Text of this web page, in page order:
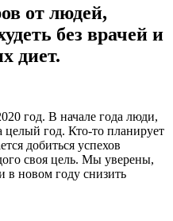
от людей,
без врачей и
диет.
год. В начале года люди,
целый год. Кто-то планирует
добиться успехов
своя цель. Мы уверены,
в новом году снизить